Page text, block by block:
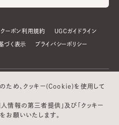
クーポン利用規約 UGCガイドライン
づく表示 プライバシーポリシー
ため、クッキー(Cookie)を使用して
情報の第三者提供」及び「クッキー
お願いいたします。